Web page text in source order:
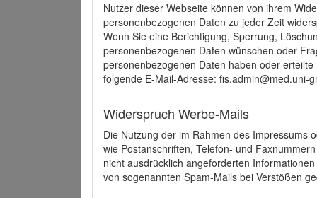
Nutzer dieser Webseite können von ihrem
personenbezogenen Daten zu jeder Zeit
Wenn Sie eine Berichtigung, Sperrung,
personenbezogenen Daten wünschen oder
personenbezogenen Daten haben oder
folgende E-Mail-Adresse: fis.admin@med.uni-
Widerspruch Werbe-Mails
Die Nutzung der im Rahmen des Impressums
wie Postanschriften, Telefon- und
nicht ausdrücklich angeforderten
von sogenannten Spam-Mails bei Verstößen